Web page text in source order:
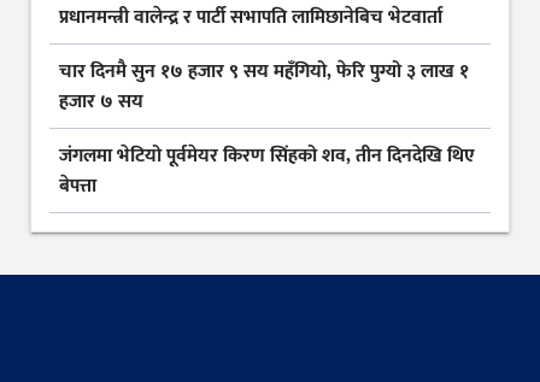
प्रधानमन्त्री वालेन्द्र र पार्टी सभापति लामिछानेबिच भेटवार्ता
चार दिनमै सुन १७ हजार ९ सय महँगियो, फेरि पुग्यो ३ लाख १
हजार ७ सय
जंगलमा भेटियो पूर्वमेयर किरण सिंहको शव, तीन दिनदेखि थिए
बेपत्ता